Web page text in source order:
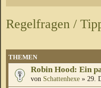
Regelfragen /
THEMEN
Robin Hood: Ein
von Schattenhexe » 29.